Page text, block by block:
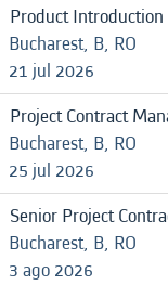
Product
Bucharest, B, RO
21 jul 2026
Project Contract
Bucharest, B, RO
25 jul 2026
Senior Project
Bucharest, B, RO
3 ago 2026